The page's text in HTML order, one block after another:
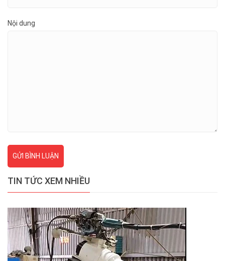
Nội dung
GỬI BÌNH LUẬN
TIN TỨC XEM NHIỀU